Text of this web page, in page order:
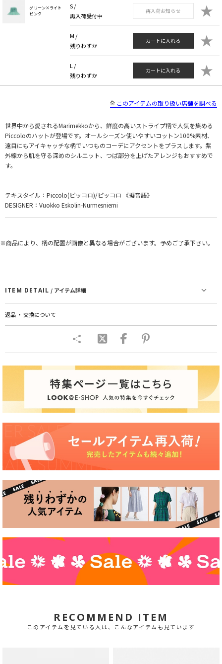
グリーン×ライト
ピンク
S /
再入荷受付中
再入荷お知らせ ★
M /
残りわずか
カートに入れる ★
L /
残りわずか
カートに入れる ★
このアイテムの取り扱い店舗を調べる
世界中から愛されるMarimekkoから、鮮度の高いストライプ柄で人気を集める
Piccoloのハットが登場です。オールシーズン使いやすいコットン100%素材、
遠目にもアイキャッチな柄でいつものコーデにアクセントをプラスします。紫
外線から肌を守る深めのシルエット、つば部分を上げたアレンジもおすすめで
す。
テキスタイル：Piccolo(ピッコロ)/ピッコロ 《擬音語》
DESIGNER：Vuokko Eskolin-Nurmesniemi
※商品により、柄の配置が画像と異なる場合がございます。予めご了承下さい。
ITEM DETAIL / アイテム詳細
返品 ・ 交換について
RECOMMEND ITEM
このアイテムを見ている人は、こんなアイテムも見ています